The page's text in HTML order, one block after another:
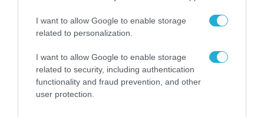
I want to allow Google to enable storage
related to personalization.
I want to allow Google to enable storage
related to security, including authentication
functionality and fraud prevention, and other
user protection.
04.08.2026 | 15:02
Αυτή την ώρα το τελευταίο «αντίο» στον πρώην
υπουργό Ι.Βαρβιτσιώτη (φωτο)